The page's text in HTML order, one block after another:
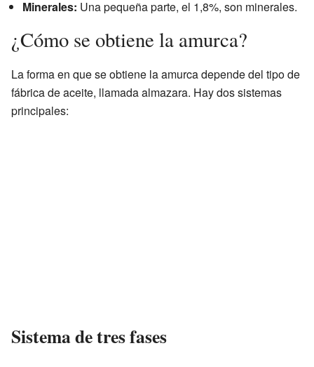
Minerales: Una pequeña parte, el 1,8%, son minerales.
¿Cómo se obtiene la amurca?
La forma en que se obtiene la amurca depende del tipo de
fábrica de aceite, llamada almazara. Hay dos sistemas
principales:
Sistema de tres fases